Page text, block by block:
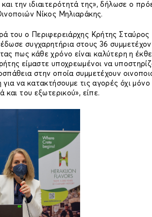
την ιδιαιτερότητά της», δήλωσε ο
Νίκος Μηλιαράκης.
του ο Περιφερειάρχης Κρήτης Σταύρος
συγχαρητήρια στους 36
πως κάθε χρόνο είναι καλύτερη η
είμαστε υποχρεωμένοι να
στην οποία συμμετέχουν
να κατακτήσουμε τις αγορές όχι μόνο
και του εξωτερικού», είπε.